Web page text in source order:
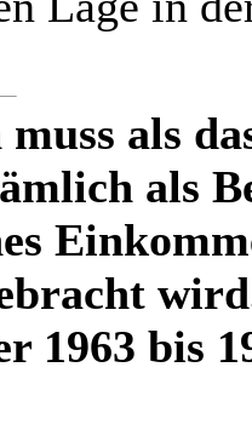
als
als
1963 bis